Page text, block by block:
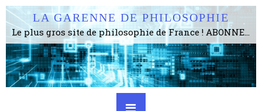
LA GARENNE DE PHILOSOPHIE
Le plus gros site de philosophie de France ! ABONNEZ-VOUS ! 4115 Articles, 1634 abonné·e·s, depuis 2006 . . . . . . . . 2 852 214 pages vues jusqu'à présent. Prestance et être apte à un plus grand nombre de choses.